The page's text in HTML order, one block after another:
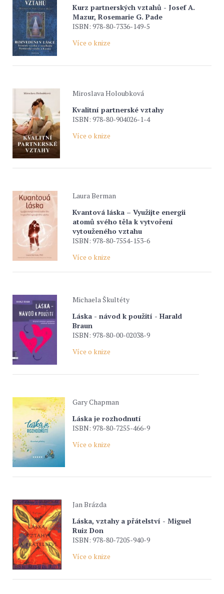
Kurz partnerských vztahů - Josef A.
Mazur, Rosemarie G. Pade
ISBN: 978-80-7336-149-5
Více o knize
Miroslava Holoubková
Kvalitní partnerské vztahy
ISBN: 978-80-904026-1-4
Více o knize
Laura Berman
Kvantová láska – Využijte energii
atomů svého těla k vytvoření
vytouženého vztahu
ISBN: 978-80-7554-153-6
Více o knize
Michaela Škultéty
Láska - návod k použití - Harald
Braun
ISBN: 978-80-00-02038-9
Více o knize
Gary Chapman
Láska je rozhodnutí
ISBN: 978-80-7255-466-9
Více o knize
Jan Brázda
Láska, vztahy a přátelství - Miguel
Ruiz Don
ISBN: 978-80-7205-940-9
Více o knize